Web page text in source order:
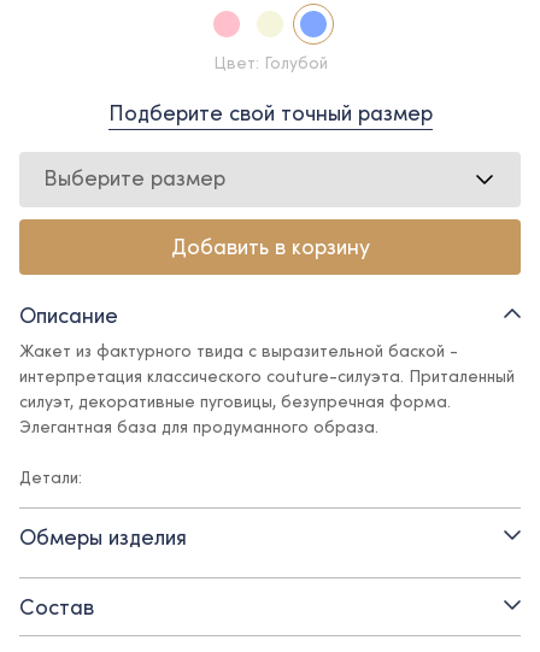
Цвет: Голубой
Подберите свой точный размер
Выберите размер
Добавить в корзину
Описание
Жакет из фактурного твида с выразительной баской -
интерпретация классического couture-силуэта. Приталенный
силуэт, декоративные пуговицы, безупречная форма.
Элегантная база для продуманного образа.
Детали:
- короткий рукав
- застежка на пуговицы
Обмеры изделия
Состав